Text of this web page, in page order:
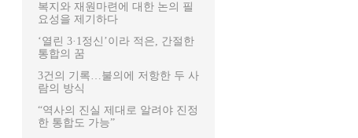
복지와 재원마련에 대한 논의 필
요성을 제기하다
‘열린 3·1정신’이라 적은, 간절한
통합의 꿈
3건의 기록…불의에 저항한 두 사
람의 방식
“역사의 진실 제대로 알려야 진정
한 통합도 가능”